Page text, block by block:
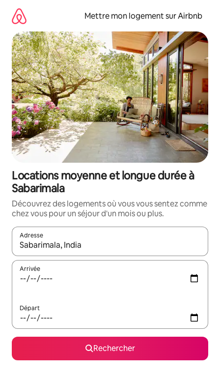
directement
contenu
Mettre mon logement sur Airbnb
Locations moyenne et longue durée à
Sabarimala
Découvrez des logements où vous vous sentez comme
chez vous pour un séjour d'un mois ou plus.
Adresse
Lorsque les résultats s'affichent, utilisez les flèches vers le
Arrivée
Départ
Rechercher